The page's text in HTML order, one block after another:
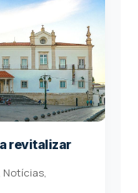
revitalizar
Notícias,